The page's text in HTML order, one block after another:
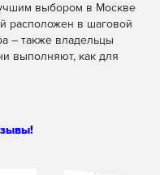
выбором в Москве
расположен в шаговой
– также владельцы
выполняют, как для